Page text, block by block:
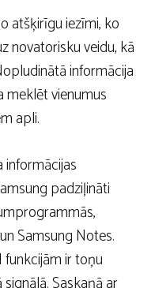
atšķirīgu iezīmi, ko
novatorisku veidu, kā
informācija
meklēt vienumus
apli.
padziļināti
Samsung Notes.
ir toņu